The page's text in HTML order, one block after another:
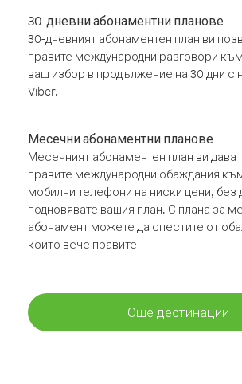
30-дневни абонаментни планове
30-дневният абонаментен план ви
правите международни разговори
ваш избор в продължение на 30 дни с
Viber.
Месечни абонаментни планове
Месечният абонаментен план ви дава
правите международни обаждания
мобилни телефони на ниски цени, без
подновявате вашия план. С плана за
абонамент можете да спестите от
които вече правите
Още дестинации